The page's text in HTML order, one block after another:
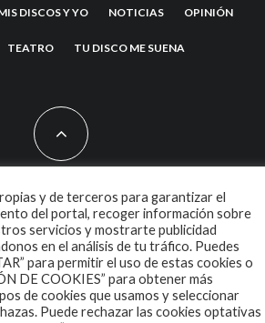
DISCOS Y YO NOTICIAS OPINIÓN
TEATRO TU DISCO ME SUENA
-CODETIPITHEME
y de terceros para garantizar el
del portal, recoger información sobre
servicios y mostrarte publicidad
en el análisis de tu tráfico. Puedes
para permitir el uso de estas cookies o
DE COOKIES” para obtener más
de cookies que usamos y seleccionar
Puede rechazar las cookies optativas